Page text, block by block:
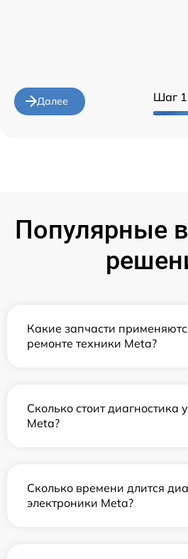
Шаг 1
Далее
Популярные
Какие запчасти
ремонте техники Meta?
Сколько стоит диагностика
Meta?
Сколько времени длится
электроники Meta?